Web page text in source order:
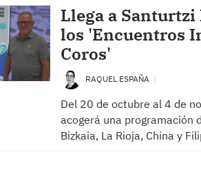
Llega a
los 'Encuentros
Coros'
RAQUEL ESPAÑA
Del 20 de octubre al 4 de
acogerá una programación
Bizkaia, La Rioja, China y